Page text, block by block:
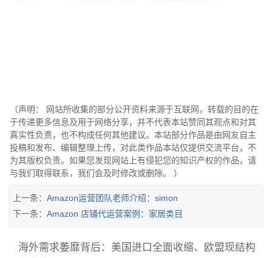
（声明： 网站所收集的部分公开资料来源于互联网，转载的目的在
于传递更多信息及用于网络分享，并不代表本站赞同其观点和对其
真实性负责，也不构成任何其他建议。本站部分作品是由网友自主
投稿和发布、编辑整理上传，对此类作品本站仅提供交流平台，不
为其版权负责。如果您发现网站上有侵犯您的知识产权的作品，请
与我们取得联系，我们会及时修改或删除。 ）
上一条： Amazon运营团队老师介绍：simon
下一条： Amazon 店铺代运营案例：家居类目
海外需求萎靡背后：美国进口全面收缩、欧盟现结构